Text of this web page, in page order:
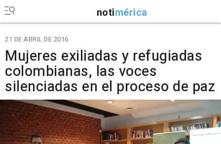
notimérica
21 DE ABRIL DE 2016
Mujeres exiliadas y refugiadas
colombianas, las voces
silenciadas en el proceso de paz